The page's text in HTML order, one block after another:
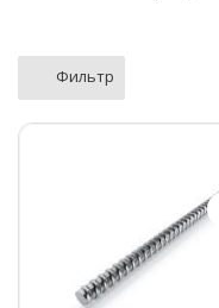
Фильтр